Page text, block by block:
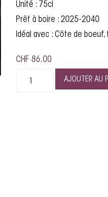
Unité : 75cl
Prêt à boire : 2025-2040
Idéal avec : Côte de
CHF 86.00
AJOUTER AU